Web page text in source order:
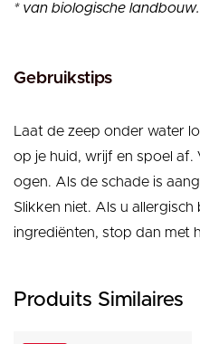
* van biologische landbouw.
Gebruikstips
Laat de zeep onder water
op je huid, wrijf en spoel
ogen. Als de schade is
Slikken niet. Als u
ingrediënten, stop dan met
Produits Similaires